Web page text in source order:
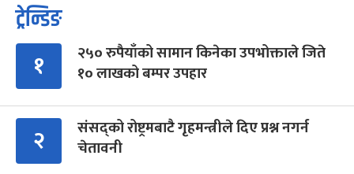
ट्रेन्डिङ
१
२५० रुपैयाँको सामान किनेका उपभोक्ताले जिते
१० लाखको बम्पर उपहार
२
संसद्को रोष्ट्रमबाटै गृहमन्त्रीले दिए प्रश्न नगर्न
चेतावनी